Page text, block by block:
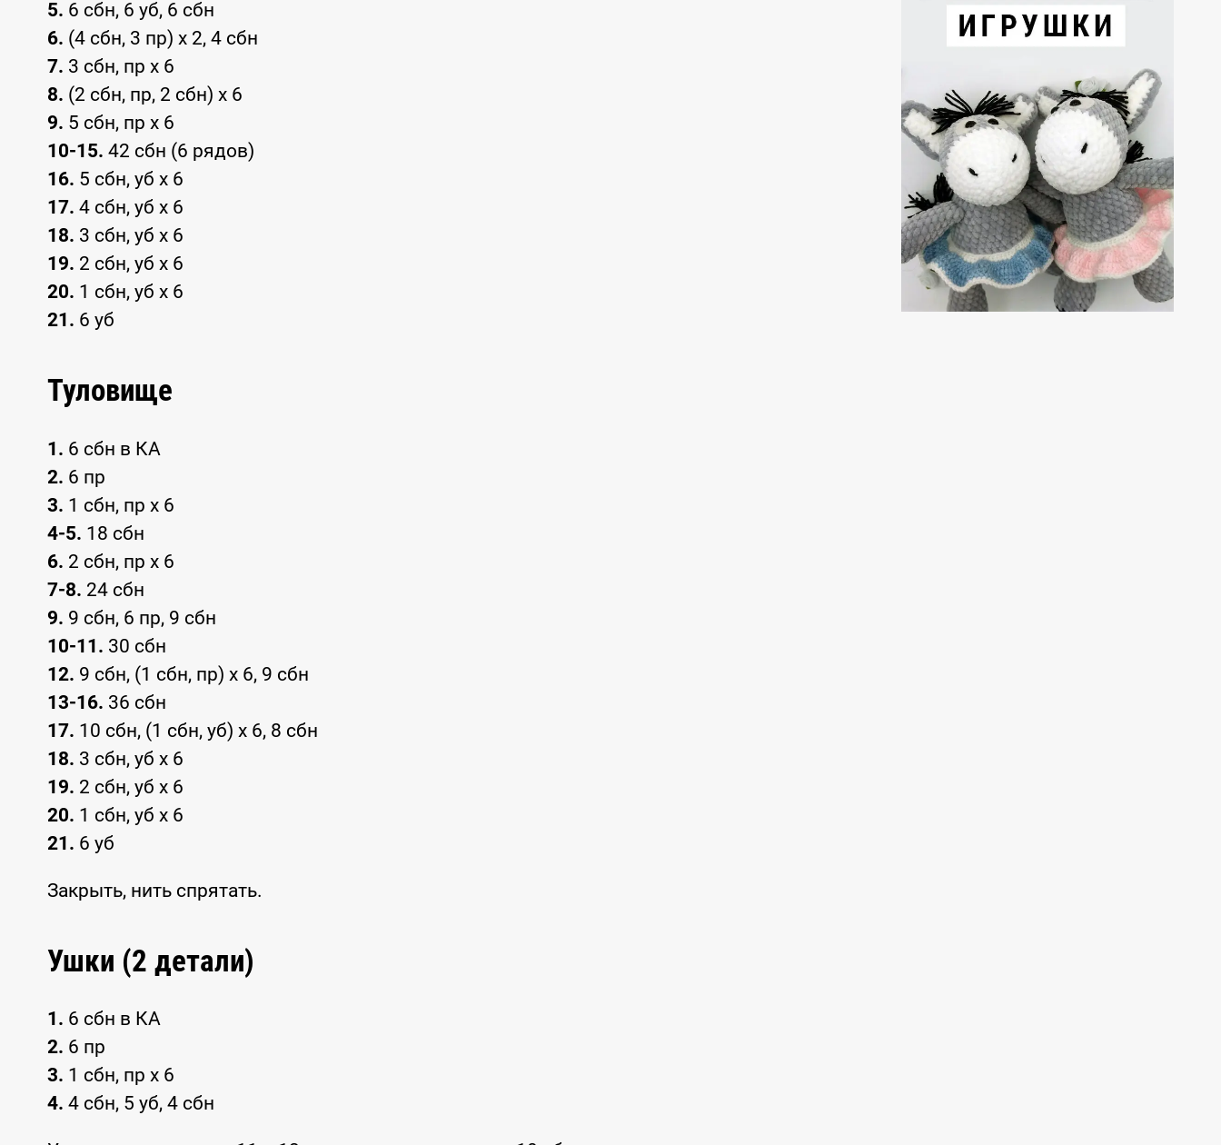
5. 6 сбн, 6 уб, 6 сбн
6. (4 сбн, 3 пр) x 2, 4 сбн
7. 3 сбн, пр x 6
8. (2 сбн, пр, 2 сбн) x 6
9. 5 сбн, пр x 6
10-15. 42 сбн (6 рядов)
16. 5 сбн, уб x 6
17. 4 сбн, уб x 6
18. 3 сбн, уб x 6
19. 2 сбн, уб x 6
20. 1 сбн, уб x 6
21. 6 уб
Туловище
1. 6 сбн в КА
2. 6 пр
3. 1 сбн, пр x 6
4-5. 18 сбн
6. 2 сбн, пр x 6
7-8. 24 сбн
9. 9 сбн, 6 пр, 9 сбн
10-11. 30 сбн
12. 9 сбн, (1 сбн, пр) x 6, 9 сбн
13-16. 36 сбн
17. 10 сбн, (1 сбн, уб) x 6, 8 сбн
18. 3 сбн, уб x 6
19. 2 сбн, уб x 6
20. 1 сбн, уб x 6
21. 6 уб
Закрыть, нить спрятать.
Ушки (2 детали)
1. 6 сбн в КА
2. 6 пр
3. 1 сбн, пр x 6
4. 4 сбн, 5 уб, 4 сбн